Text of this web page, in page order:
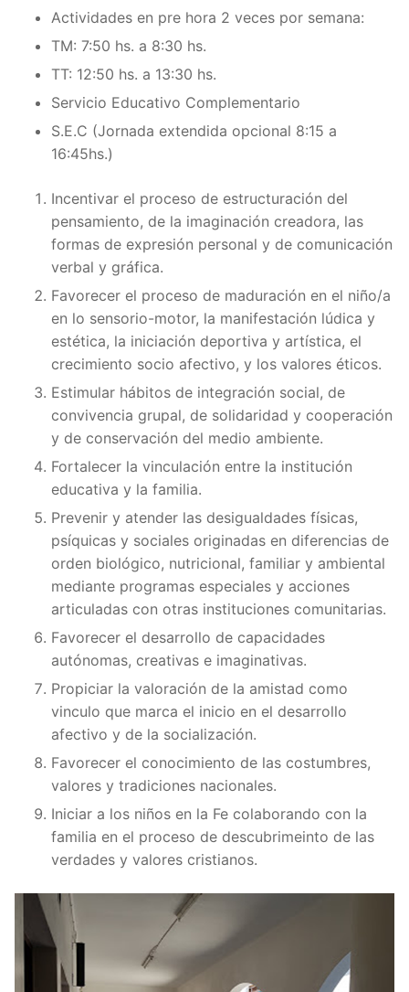
Actividades en pre hora 2 veces por semana:
TM: 7:50 hs. a 8:30 hs.
TT: 12:50 hs. a 13:30 hs.
Servicio Educativo Complementario
S.E.C (Jornada extendida opcional 8:15 a
16:45hs.)
Incentivar el proceso de estructuración del
pensamiento, de la imaginación creadora, las
formas de expresión personal y de comunicación
verbal y gráfica.
Favorecer el proceso de maduración en el niño/a
en lo sensorio-motor, la manifestación lúdica y
estética, la iniciación deportiva y artística, el
crecimiento socio afectivo, y los valores éticos.
Estimular hábitos de integración social, de
convivencia grupal, de solidaridad y cooperación
y de conservación del medio ambiente.
Fortalecer la vinculación entre la institución
educativa y la familia.
Prevenir y atender las desigualdades físicas,
psíquicas y sociales originadas en diferencias de
orden biológico, nutricional, familiar y ambiental
mediante programas especiales y acciones
articuladas con otras instituciones comunitarias.
Favorecer el desarrollo de capacidades
autónomas, creativas e imaginativas.
Propiciar la valoración de la amistad como
vinculo que marca el inicio en el desarrollo
afectivo y de la socialización.
Favorecer el conocimiento de las costumbres,
valores y tradiciones nacionales.
Iniciar a los niños en la Fe colaborando con la
familia en el proceso de descubrimeinto de las
verdades y valores cristianos.